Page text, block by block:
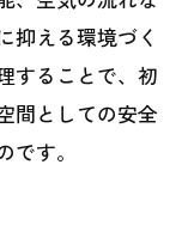
抑える環境づく
することで、初
間としての安全
す。